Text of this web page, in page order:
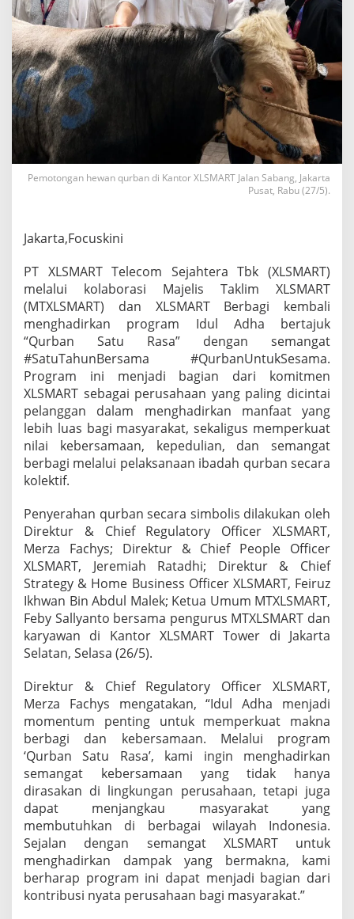
a
n
g
a
i
m
P
r
o
g
r
m
“
Q
u
b
a
n
u
R
a
s
a
”
Pemotongan hewan qurban di Kantor XLSMART Jalan Sabang, Jakarta
Pusat, Rabu (27/5).
Jakarta,Focuskini
PT XLSMART Telecom Sejahtera Tbk (XLSMART)
melalui kolaborasi Majelis Taklim XLSMART
(MTXLSMART) dan XLSMART Berbagi kembali
menghadirkan program Idul Adha bertajuk
“Qurban Satu Rasa” dengan semangat
#SatuTahunBersama #QurbanUntukSesama.
Program ini menjadi bagian dari komitmen
XLSMART sebagai perusahaan yang paling dicintai
pelanggan dalam menghadirkan manfaat yang
lebih luas bagi masyarakat, sekaligus memperkuat
nilai kebersamaan, kepedulian, dan semangat
berbagi melalui pelaksanaan ibadah qurban secara
kolektif.
Penyerahan qurban secara simbolis dilakukan oleh
Direktur & Chief Regulatory Officer XLSMART,
Merza Fachys; Direktur & Chief People Officer
XLSMART, Jeremiah Ratadhi; Direktur & Chief
Strategy & Home Business Officer XLSMART, Feiruz
Ikhwan Bin Abdul Malek; Ketua Umum MTXLSMART,
Feby Sallyanto bersama pengurus MTXLSMART dan
karyawan di Kantor XLSMART Tower di Jakarta
Selatan, Selasa (26/5).
Direktur & Chief Regulatory Officer XLSMART,
Merza Fachys mengatakan, “Idul Adha menjadi
momentum penting untuk memperkuat makna
berbagi dan kebersamaan. Melalui program
‘Qurban Satu Rasa’, kami ingin menghadirkan
semangat kebersamaan yang tidak hanya
dirasakan di lingkungan perusahaan, tetapi juga
dapat menjangkau masyarakat yang
membutuhkan di berbagai wilayah Indonesia.
Sejalan dengan semangat XLSMART untuk
menghadirkan dampak yang bermakna, kami
berharap program ini dapat menjadi bagian dari
kontribusi nyata perusahaan bagi masyarakat.”